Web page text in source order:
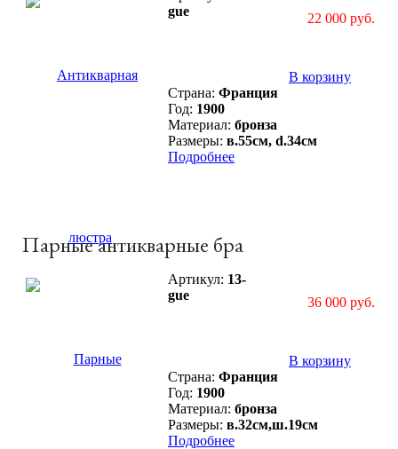
22 000 руб.
В корзину
gue
Страна: Франция
Год: 1900
Материал: бронза
Размеры: в.55см, d.34см
Подробнее
Парные антикварные бра
36 000 руб.
В корзину
Артикул: 13-
gue
Страна: Франция
Год: 1900
Материал: бронза
Размеры: в.32см,ш.19см
Подробнее